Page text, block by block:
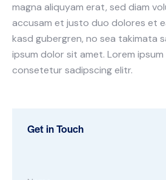
magna aliquyam erat, sed diam
accusam et justo duo dolores et
kasd gubergren, no sea takimata
ipsum dolor sit amet. Lorem
consetetur sadipscing elitr.
Get in Touch